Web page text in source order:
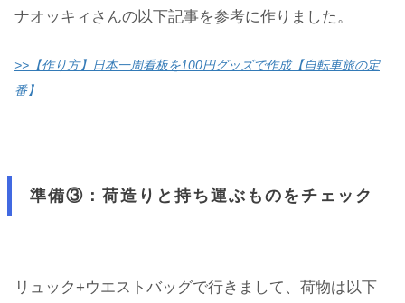
ナオッキィさんの以下記事を参考に作りました。
>>【作り方】日本一周看板を100円グッズで作成【自転車旅の定
番】
準備③：荷造りと持ち運ぶものをチェック
リュック+ウエストバッグで行きまして、荷物は以下